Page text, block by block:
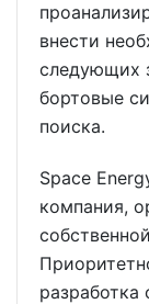
внести
следующих
бортовые
поиска.
Space
компания,
разработка